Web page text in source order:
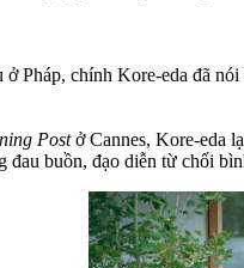
Pháp, chính Kore-eda đã
Postở Cannes, Kore-eda
đau buồn, đạo diễn từ chối